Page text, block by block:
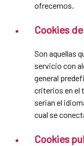
ofrecemos.
Cookies
Son aquellas
servicio con
general
criterios en el
serian el
cual se
Cookies